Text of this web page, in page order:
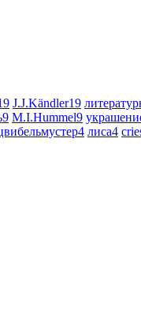
J.J.Kändler19
9 M.I.Hummel9
4 лиса4